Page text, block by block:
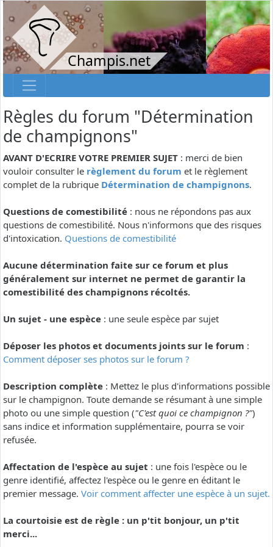
Champis.net
Règles du forum "Détermination
de champignons"
AVANT D'ECRIRE VOTRE PREMIER SUJET : merci de bien
vouloir consulter le règlement du forum et le règlement
complet de la rubrique Détermination de champignons.
Questions de comestibilité : nous ne répondons pas aux
questions de comestibilité. Nous n'informons que des risques
d'intoxication. Questions de comestibilité
Aucune détermination faite sur ce forum et plus
généralement sur internet ne permet de garantir la
comestibilité des champignons récoltés.
Un sujet - une espèce : une seule espèce par sujet
Déposer les photos et documents joints sur le forum :
Comment déposer ses photos sur le forum ?
Description complète : Mettez le plus d'informations possible
sur le champignon. Toute demande se résumant à une simple
photo ou une simple question ("C'est quoi ce champignon ?")
sans indice et information supplémentaire, pourra se voir
refusée.
Affectation de l'espèce au sujet : une fois l'espèce ou le
genre identifié, affectez l'espèce ou le genre en éditant le
premier message. Voir comment affecter une espèce à un sujet.
La courtoisie est de règle : un p'tit bonjour, un p'tit
merci...